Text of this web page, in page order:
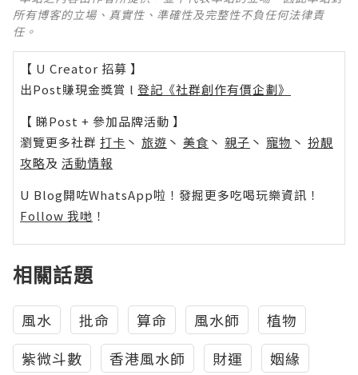
所有博客的立場、真實性、準確性及完整性不負任何法律責
任。
【 U Creator 招募 】
出Post賺現金獎賞 l 登記《社群創作有價企劃》
【 睇Post + 參加品牌活動 】
瀏覽更多社群 打卡 丶 旅遊 丶 美食 丶 親子 丶 寵物 丶 扮靚
攻略及 活動情報
U Blog開咗WhatsApp啦！發掘更多吃喝玩樂資訊！
Follow 我哋 ！
相關話題
風水 批命 算命 風水師
植物
紫微斗數
香港風水師 財運
姻緣